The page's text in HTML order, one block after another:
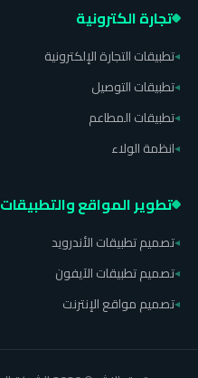
تجارة الكترونية
◂تطبيقات التجارة الإلكترونية
◂تطبيقات التوصيل
◂تطبيقات المطاعم
◂انظمة الولاء
تطوير المواقع والتطبيقات
◂تصميم تطبيقات الأندرويد
◂تصميم تطبيقات الآيفون
◂تصميم مواقع الإنترنت